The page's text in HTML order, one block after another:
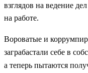
взглядов на ведение
на работе.
Вороватые и
заграбастали себе в
а теперь пытаются